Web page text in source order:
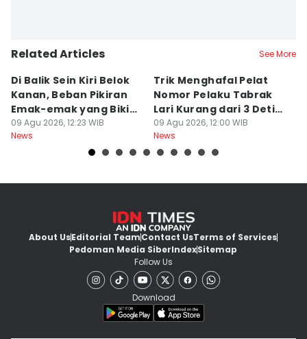
Related Articles See More
Di Balik Sein Kiri Belok
Kanan, Beban Pikiran
Emak-emak yang Bikin
Gagal fokus di Jalan
09 Agu 2026, 12:23 WIB
News
Trik Menghafal Pelat
Nomor Pelaku Tabrak
Lari Kurang dari 3 Detik
di Tengah Kepanikan
09 Agu 2026, 12:00 WIB
News
About UsEditorial TeamContact UsTerms of Services
Pedoman Media SiberIndexSitemap
Follow Us
Download